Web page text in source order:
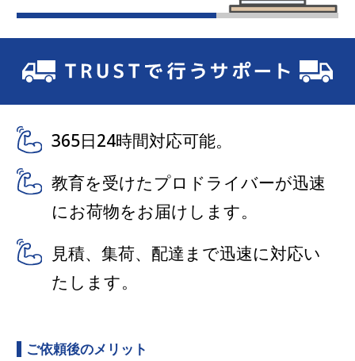
365日24時間対応可能。
教育を受けたプロドライバーが迅速
にお荷物をお届けします。
見積、集荷、配達まで迅速に対応い
たします。
ご依頼後のメリット